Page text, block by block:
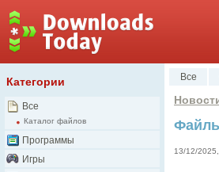
Категории
Все
Каталог файлов
Программы
Игры
Все
13/12/